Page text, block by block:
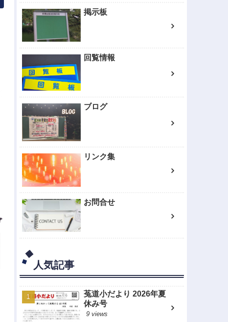
掲示板
回覧情報
ブログ
リンク集
お問合せ
人気記事
菟道小だより 2026年夏
休み号
9 views